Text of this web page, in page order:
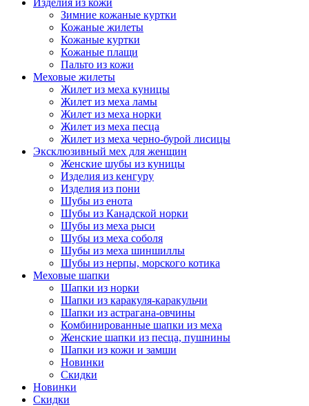
Изделия из кожи
Зимние кожаные куртки
Кожаные жилеты
Кожаные куртки
Кожаные плащи
Пальто из кожи
Меховые жилеты
Жилет из меха куницы
Жилет из меха ламы
Жилет из меха норки
Жилет из меха песца
Жилет из меха черно-бурой лисицы
Эксклюзивный мех для женщин
Женские шубы из куницы
Изделия из кенгуру
Изделия из пони
Шубы из енота
Шубы из Канадской норки
Шубы из меха рыси
Шубы из меха соболя
Шубы из меха шиншиллы
Шубы из нерпы, морского котика
Меховые шапки
Шапки из норки
Шапки из каракуля-каракульчи
Шапки из астрагана-овчины
Комбинированные шапки из меха
Женские шапки из песца, пушнины
Шапки из кожи и замши
Новинки
Скидки
Новинки
Скидки